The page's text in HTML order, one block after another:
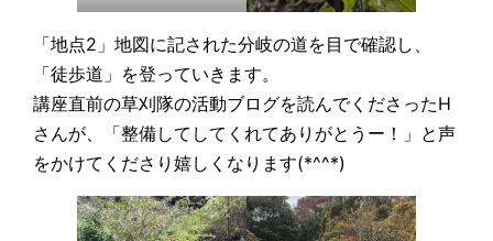
「地点2」地図に記された分岐の道を目で確認し、
「徒歩道」を登っていきます。
講座直前の草刈隊の活動ブログを読んでくださったH
さんが、「整備してしてくれてありがとうー！」と声
をかけてくださり嬉しくなります(*^^*)